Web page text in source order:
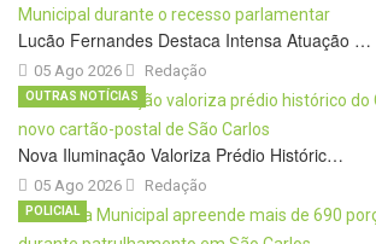
Lucão Fernandes Destaca Intensa Atuação …
05 Ago 2026 Redação
Nova Iluminação Valoriza Prédio Históric…
05 Ago 2026
OUTRAS NOTÍCIAS
Redação
POLICIAL